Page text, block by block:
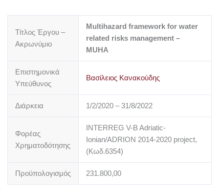
Τίτλος Έργου –
Ακρωνύμιο
Multihazard framework for water
related risks management –
MUHA
Επιστημονικά
Υπεύθυνος
Βασίλειος Κανακούδης
Διάρκεια 1/2/2020 – 31/8/2022
Φορέας
Χρηματοδότησης
INTERREG V-B Adriatic-
Ionian/ADRION 2014-2020 project,
(Κωδ.6354)
Προϋπολογισμός 231.800,00